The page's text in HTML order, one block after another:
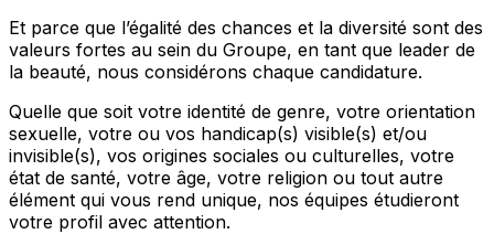
Et parce que l’égalité des chances et la diversité sont des
valeurs fortes au sein du Groupe, en tant que leader de
la beauté, nous considérons chaque candidature.
Quelle que soit votre identité de genre, votre orientation
sexuelle, votre ou vos handicap(s) visible(s) et/ou
invisible(s), vos origines sociales ou culturelles, votre
état de santé, votre âge, votre religion ou tout autre
élément qui vous rend unique, nos équipes étudieront
votre profil avec attention.